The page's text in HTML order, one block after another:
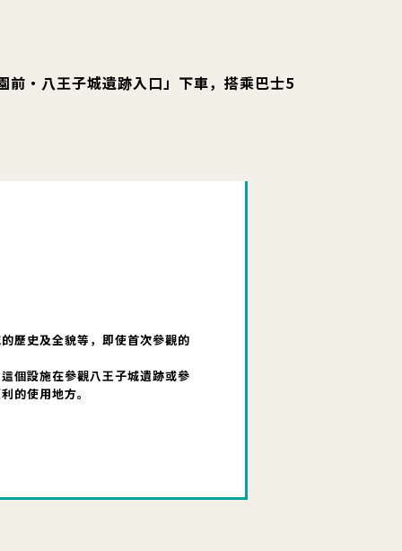
・八王子城遺跡入口」下車，搭乘巴士5
歷史及全貌等，即使首次參觀的
個設施在參觀八王子城遺跡或參
的使用地方。